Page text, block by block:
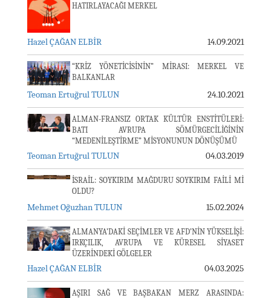
HATIRLAYACAĞI MERKEL
Hazel ÇAĞAN ELBİR 14.09.2021
“KRİZ YÖNETİCİSİNİN” MİRASI: MERKEL VE
BALKANLAR
Teoman Ertuğrul TULUN 24.10.2021
ALMAN-FRANSIZ ORTAK KÜLTÜR ENSTİTÜLERİ:
BATI AVRUPA SÖMÜRGECİLİĞİNİN
“MEDENİLEŞTİRME” MİSYONUNUN DÖNÜŞÜMÜ
Teoman Ertuğrul TULUN 04.03.2019
İSRAİL: SOYKIRIM MAĞDURU SOYKIRIM FAİLİ Mİ
OLDU?
Mehmet Oğuzhan TULUN 15.02.2024
ALMANYA’DAKİ SEÇİMLER VE AFD’NİN YÜKSELİŞİ:
IRKÇILIK, AVRUPA VE KÜRESEL SİYASET
ÜZERİNDEKİ GÖLGELER
Hazel ÇAĞAN ELBİR 04.03.2025
AŞIRI SAĞ VE BAŞBAKAN MERZ ARASINDA: